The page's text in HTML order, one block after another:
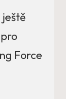
ještě
Force